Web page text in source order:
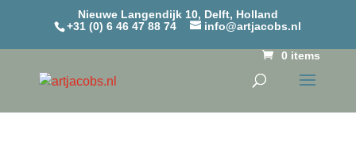
Nieuwe Langendijk 10, Delft, Holland
+31 (0) 6 46 47 88 74
info@artjacobs.nl
0 items